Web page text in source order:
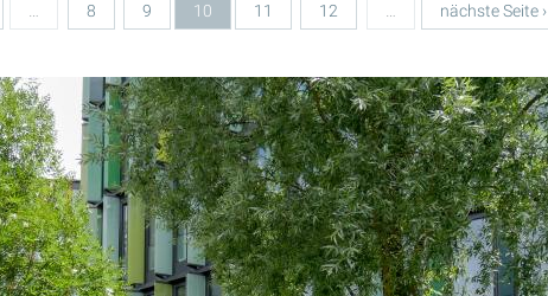
… 8 9 10 11 12 … nächste Seite ›